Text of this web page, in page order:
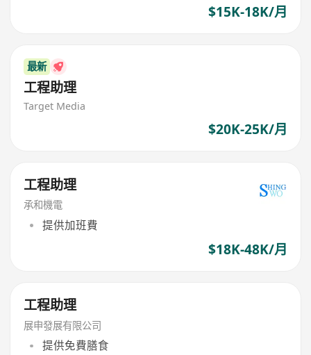
$15K-18K/月
最新
工程助理
Target Media
$20K-25K/月
工程助理
承和機電
提供加班費
$18K-48K/月
工程助理
展申發展有限公司
提供免費膳食